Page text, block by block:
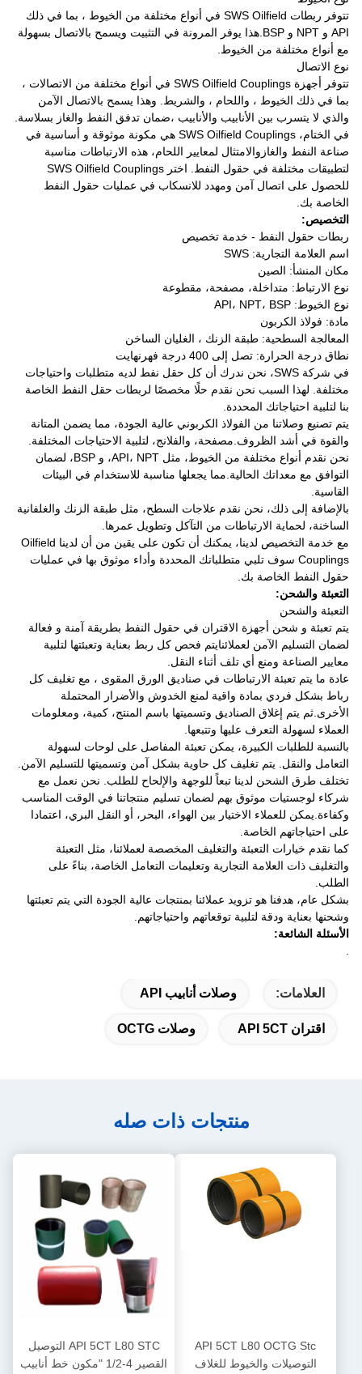
تتوفر ربطات SWS Oilfield في أنواع مختلفة من الخيوط ، بما في ذلك
API و NPT و BSP.هذا يوفر المرونة في التثبيت ويسمح بالاتصال بسهولة
مع أنواع مختلفة من الخيوط.
نوع الاتصال
تتوفر أجهزة SWS Oilfield Couplings في أنواع مختلفة من الاتصالات ،
بما في ذلك الخيوط ، واللحام ، والشريط. وهذا يسمح بالاتصال الآمن
والذي لا يتسرب بين الأنابيب والأنابيب ،ضمان تدفق النفط والغاز بسلاسة.
في الختام، SWS Oilfield Couplings هي مكونة موثوقة و أساسية في
صناعة النفط والغازوالامتثال لمعايير اللحام، هذه الارتباطات مناسبة
لتطبيقات مختلفة في حقول النفط. اختر SWS Oilfield Couplings
للحصول على اتصال آمن ومهدد للانسكاب في عمليات حقول النفط
الخاصة بك.
التخصيص:
ربطات حقول النفط - خدمة تخصيص
اسم العلامة التجارية: SWS
مكان المنشأ: الصين
نوع الارتباط: متداخلة، مصفحة، مقطوعة
نوع الخيوط: API، NPT، BSP
مادة: فولاذ الكربون
المعالجة السطحية: طبقة الزنك ، الغليان الساخن
نطاق درجة الحرارة: تصل إلى 400 درجة فهرنهايت
في شركة SWS، نحن ندرك أن كل حقل نفط لديه متطلبات واحتياجات
مختلفة. لهذا السبب نحن نقدم حلًا مخصصًا لربطات حقل النفط الخاصة
بنا لتلبية احتياجاتك المحددة.
يتم تصنيع وصلاتنا من الفولاذ الكربوني عالية الجودة، مما يضمن المتانة
والقوة في أشد الظروف.مصفحة، والفلانج، لتلبية الاحتياجات المختلفة.
نحن نقدم أنواع مختلفة من الخيوط، مثل API، NPT، و BSP، لضمان
التوافق مع معداتك الحالية.مما يجعلها مناسبة للاستخدام في البيئات
القاسية.
بالإضافة إلى ذلك، نحن نقدم علاجات السطح، مثل طبقة الزنك والغلفانية
الساخنة، لحماية الارتباطات من التآكل وتطويل عمرها.
مع خدمة التخصيص لدينا، يمكنك أن تكون على يقين من أن لدينا Oilfield
Couplings سوف تلبي متطلباتك المحددة وأداء موثوق بها في عمليات
حقول النفط الخاصة بك.
التعبئة والشحن:
التعبئة والشحن
يتم تعبئة و شحن أجهزة الاقتران في حقول النفط بطريقة آمنة و فعالة
لضمان التسليم الآمن لعملائنايتم فحص كل ربط بعناية وتعبئتها لتلبية
معايير الصناعة ومنع أي تلف أثناء النقل.
عادة ما يتم تعبئة الارتباطات في صناديق الورق المقوى ، مع تغليف كل
رباط بشكل فردي بمادة واقية لمنع الخدوش والأضرار المحتملة
الأخرى.ثم يتم إغلاق الصناديق وتسميتها باسم المنتج، كمية، ومعلومات
العملاء لسهولة التعرف عليها وتتبعها.
بالنسبة للطلبات الكبيرة، يمكن تعبئة المفاصل على لوحات لسهولة
التعامل والنقل. يتم تغليف كل حاوية بشكل آمن وتسميتها للتسليم الآمن.
تختلف طرق الشحن لدينا تبعاً للوجهة والإلحاح للطلب. نحن نعمل مع
شركاء لوجستيات موثوق بهم لضمان تسليم منتجاتنا في الوقت المناسب
وكفاءة.يمكن للعملاء الاختيار بين الهواء، البحر، أو النقل البري، اعتمادا
على احتياجاتهم الخاصة.
كما نقدم خيارات التعبئة والتغليف المخصصة لعملائنا، مثل التعبئة
والتغليف ذات العلامة التجارية وتعليمات التعامل الخاصة، بناءً على
الطلب.
بشكل عام، هدفنا هو تزويد عملائنا بمنتجات عالية الجودة التي يتم تعبئتها
وشحنها بعناية ودقة لتلبية توقعاتهم واحتياجاتهم.
الأسئلة الشائعة:
العلامات: وصلات أنابيب API
اقتران API 5CT وصلات OCTG
منتجات ذات صله
API 5CT L80 OCTG Stc
التوصيلات والخيوط للغلاف
API 5CT L80 STC التوصيل
القصير 4-1/2 "مكون خط أنابيب